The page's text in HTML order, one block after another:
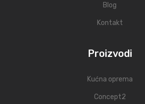
Blog
Kontakt
Proizvodi
Kućna oprema
Concept2